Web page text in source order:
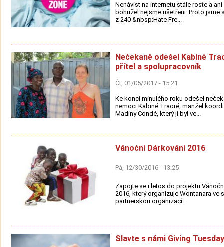
Nenávist na internetu stále roste a
bohužel nejsme ušetřeni. Proto jsme
z 240 &nbsp;Hate Fre...
Nečekaně odešel Kabiné
přítel a spolupracovník
Čt, 01/05/2017 - 15:21
Ke konci minulého roku odešel
nemoci Kabiné Traoré, manžel
Madiny Condé, který jí byl ve...
Vánoční Dárkování 2016
Pá, 12/30/2016 - 13:25
Zapojte se i letos do projektu
2016, který organizuje Wontanara ve
partnerskou organizací...
Slavte s námi Giving